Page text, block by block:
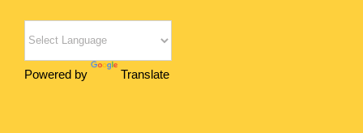
Powered by Translate